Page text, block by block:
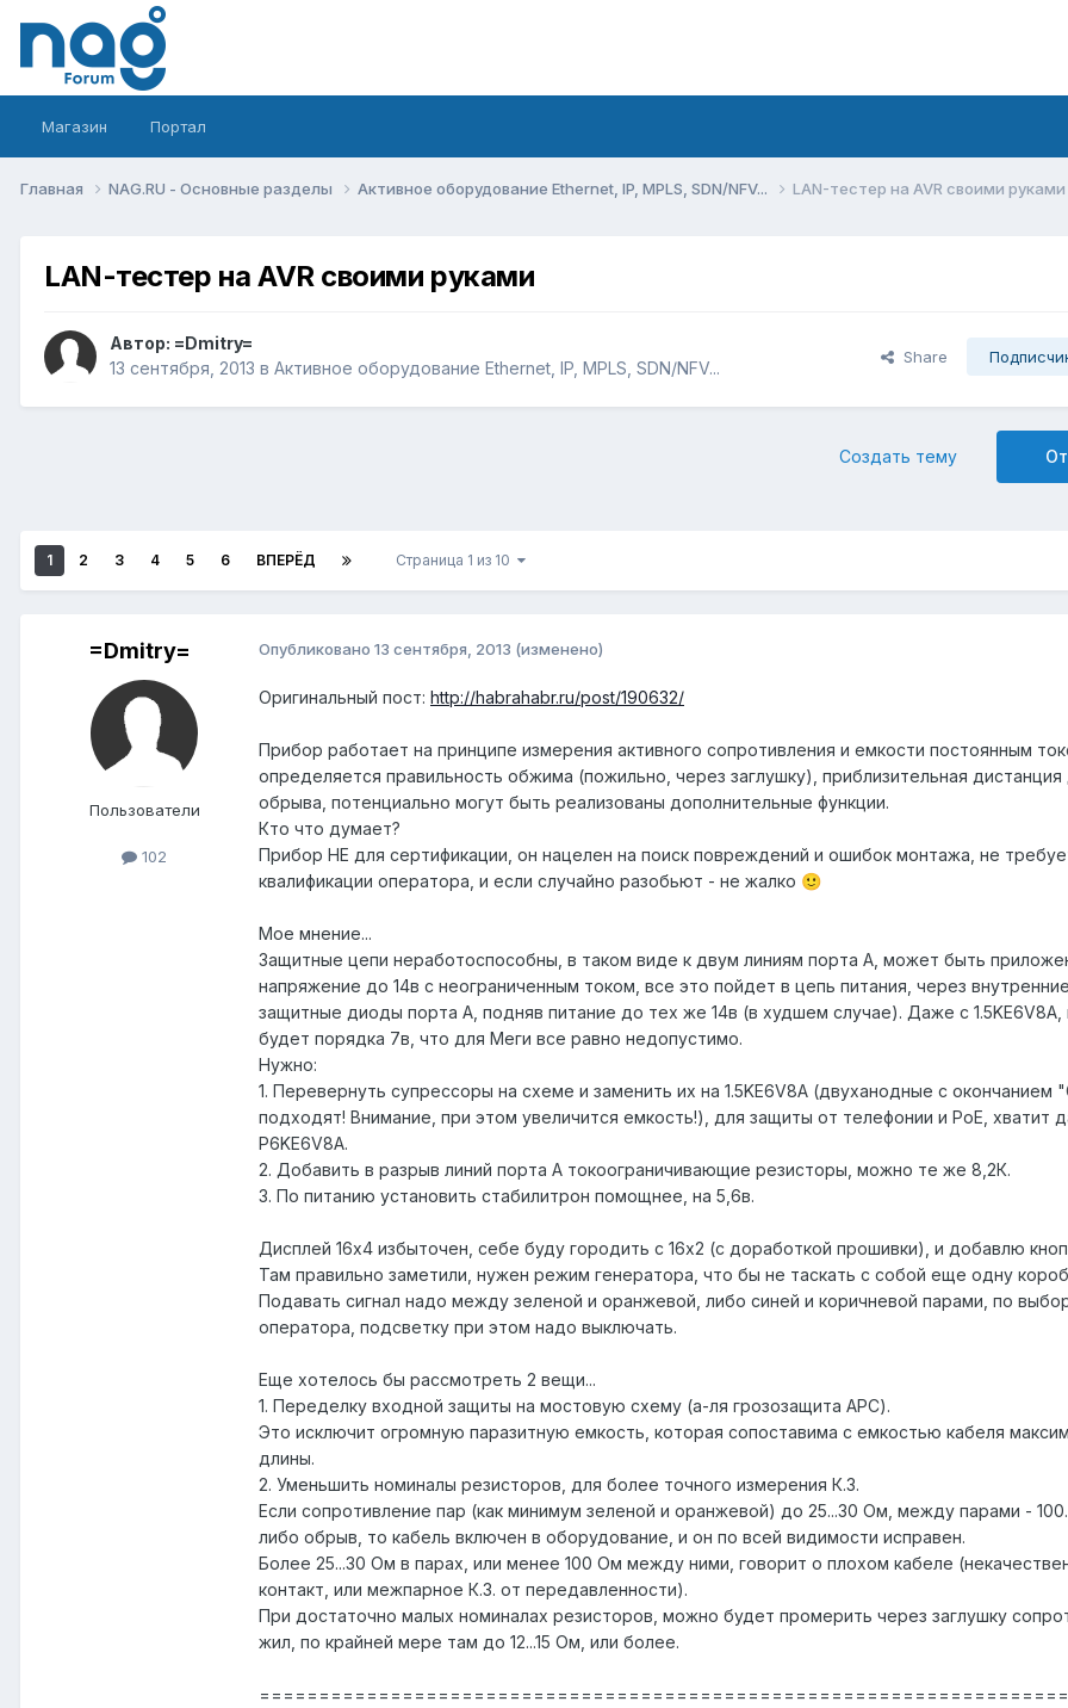
Магазин Портал
Главная NAG.RU - Основные разделы Активное оборудование Ethernet, IP, MPLS, SDN/NFV... LAN-тестер на AVR своими руками
LAN-тестер на AVR своими руками
Автор: =Dmitry=
13 сентября, 2013 в Активное оборудование Ethernet, IP, MPLS, SDN/NFV...
Share
Создать тему
1 2 3 4 5 6 ВПЕРЁД Страница 1 из 10
=Dmitry=
Пользователи
102
Опубликовано 13 сентября, 2013 (изменено)
Оригинальный пост: http://habrahabr.ru/post/190632/
Прибор работает на принципе измерения активного сопротивления и емкости постоянным
определяется правильность обжима (пожильно, через заглушку), приблизительная дистанция
обрыва, потенциально могут быть реализованы дополнительные функции.
Кто что думает?
Прибор НЕ для сертификации, он нацелен на поиск повреждений и ошибок монтажа, не
квалификации оператора, и если случайно разобьют - не жалко 🙂
Мое мнение...
Защитные цепи неработоспособны, в таком виде к двум линиям порта А, может быть
напряжение до 14в с неограниченным током, все это пойдет в цепь питания, через внутренние
защитные диоды порта A, подняв питание до тех же 14в (в худшем случае). Даже с 1.5KE6V8A,
будет порядка 7в, что для Меги все равно недопустимо.
Нужно:
1. Перевернуть супрессоры на схеме и заменить их на 1.5KE6V8A (двуханодные с окончанием
подходят! Внимание, при этом увеличится емкость!), для защиты от телефонии и PoE, хватит
P6KE6V8A.
2. Добавить в разрыв линий порта A токоограничивающие резисторы, можно те же 8,2К.
3. По питанию установить стабилитрон помощнее, на 5,6в.
Дисплей 16x4 избыточен, себе буду городить с 16x2 (с доработкой прошивки), и добавлю
Там правильно заметили, нужен режим генератора, что бы не таскать с собой еще одну
Подавать сигнал надо между зеленой и оранжевой, либо синей и коричневой парами, по
оператора, подсветку при этом надо выключать.
Еще хотелось бы рассмотреть 2 вещи...
1. Переделку входной защиты на мостовую схему (а-ля грозозащита APC).
Это исключит огромную паразитную емкость, которая сопоставима с емкостью кабеля
длины.
2. Уменьшить номиналы резисторов, для более точного измерения К.З.
Если сопротивление пар (как минимум зеленой и оранжевой) до 25...30 Ом, между парами -
либо обрыв, то кабель включен в оборудование, и он по всей видимости исправен.
Более 25...30 Ом в парах, или менее 100 Ом между ними, говорит о плохом кабеле
контакт, или межпарное К.З. от передавленности).
При достаточно малых номиналах резисторов, можно будет промерить через заглушку
жил, по крайней мере там до 12...15 Ом, или более.